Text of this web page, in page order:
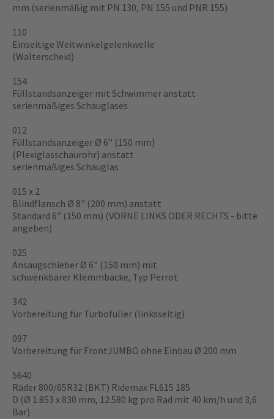
mm (serienmäßig mit PN 130, PN 155 und PNR 155)
110
Einseitige Weitwinkelgelenkwelle
(Walterscheid)
154
Füllstandsanzeiger mit Schwimmer anstatt
serienmäßiges Schauglases
012
Füllstandsanzeiger Ø 6" (150 mm)
(Plexiglasschaurohr) anstatt
serienmäßiges Schauglas
015 x 2
Blindflansch Ø 8" (200 mm) anstatt
Standard 6" (150 mm) (VORNE LINKS ODER RECHTS - bitte
angeben)
025
Ansaugschieber Ø 6" (150 mm) mit
schwenkbarer Klemmbacke, Typ Perrot
342
Vorbereitung für Turbofüller (linksseitig)
097
Vorbereitung für FrontJUMBO ohne Einbau Ø 200 mm
5640
Räder 800/65R32 (BKT) Ridemax FL615 185
D (Ø 1.853 x 830 mm, 12.580 kg pro Rad mit 40 km/h und 3,6
Bar)